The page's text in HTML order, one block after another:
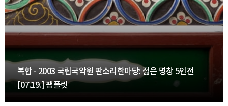
복합 - 2003 국립국악원 판소리한마당: 젊은 명창 5인전
[07.19.] 팸플릿